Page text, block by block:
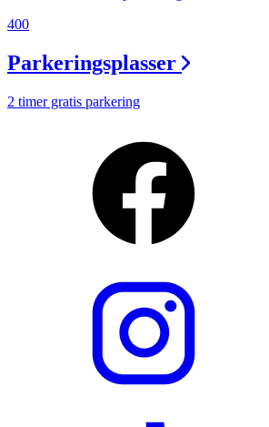
400
Parkeringsplasser
2 timer gratis parkering